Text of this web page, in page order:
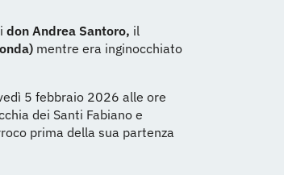
don Andrea Santoro, il
mentre era inginocchiato
5 febbraio 2026 alle ore
dei Santi Fabiano e
prima della sua partenza